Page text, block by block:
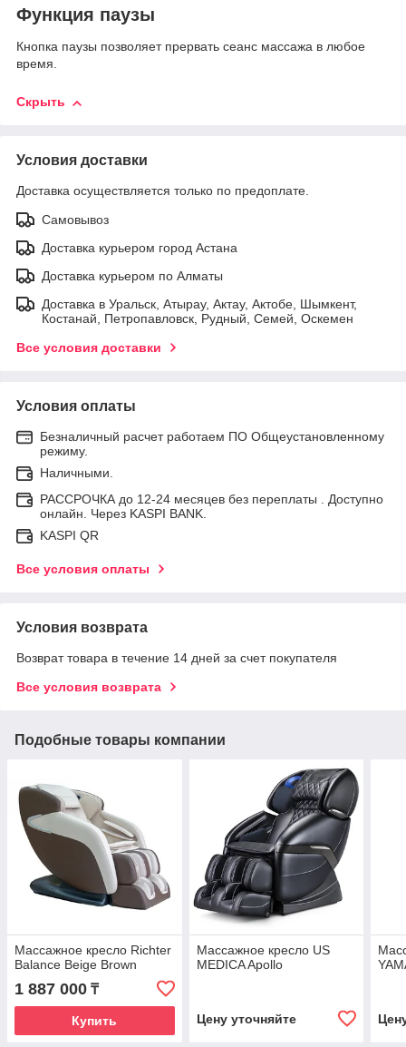
Функция паузы
Кнопка паузы позволяет прервать сеанс массажа в любое
время.
Скрыть
Условия доставки
Доставка осуществляется только по предоплате.
Самовывоз
Доставка курьером город Астана
Доставка курьером по Алматы
Доставка в Уральск, Атырау, Актау, Актобе, Шымкент,
Костанай, Петропавловск, Рудный, Семей, Оскемен
Все условия доставки
Условия оплаты
Безналичный расчет работаем ПО Общеустановленному
режиму.
Наличными.
РАССРОЧКА до 12-24 месяцев без переплаты . Доступно
онлайн. Через KASPI BANK.
KASPI QR
Все условия оплаты
Условия возврата
Возврат товара в течение 14 дней за счет покупателя
Все условия возврата
Подобные товары компании
Массажное кресло Richter
Balance Beige Brown
1 887 000 ₸
Купить
Массажное кресло US
MEDICA Apollo
Цену уточняйте